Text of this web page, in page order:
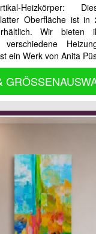
Heizkörper:
Oberfläche ist
Wir bieten
ein Werk von Anita